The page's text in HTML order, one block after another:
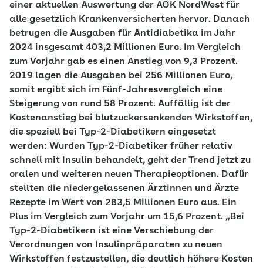
einer aktuellen Auswertung der AOK NordWest für
alle gesetzlich Krankenversicherten hervor. Danach
betrugen die Ausgaben für Antidiabetika im Jahr
2024 insgesamt 403,2 Millionen Euro. Im Vergleich
zum Vorjahr gab es einen Anstieg von 9,3 Prozent.
2019 lagen die Ausgaben bei 256 Millionen Euro,
somit ergibt sich im Fünf-Jahresvergleich eine
Steigerung von rund 58 Prozent. Auffällig ist der
Kostenanstieg bei blutzuckersenkenden Wirkstoffen,
die speziell bei Typ-2-Diabetikern eingesetzt
werden: Wurden Typ-2-Diabetiker früher relativ
schnell mit Insulin behandelt, geht der Trend jetzt zu
oralen und weiteren neuen Therapieoptionen. Dafür
stellten die niedergelassenen Ärztinnen und Ärzte
Rezepte im Wert von 283,5 Millionen Euro aus. Ein
Plus im Vergleich zum Vorjahr um 15,6 Prozent. „Bei
Typ-2-Diabetikern ist eine Verschiebung der
Verordnungen von Insulinpräparaten zu neuen
Wirkstoffen festzustellen, die deutlich höhere Kosten